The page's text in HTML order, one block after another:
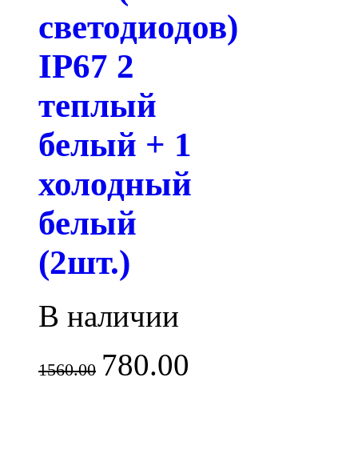
светодиодов)
IP67 2
теплый
белый + 1
холодный
белый
(2шт.)
В наличии
1560.00 780.00